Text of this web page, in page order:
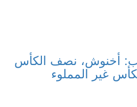
أخنوش، نصف الكأس
غير المملوء